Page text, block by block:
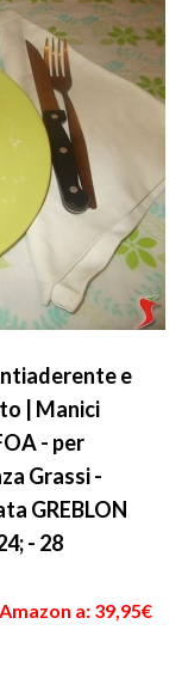
e
| Manici
- per
Grassi -
GREBLON
- 28
a: 39,95€